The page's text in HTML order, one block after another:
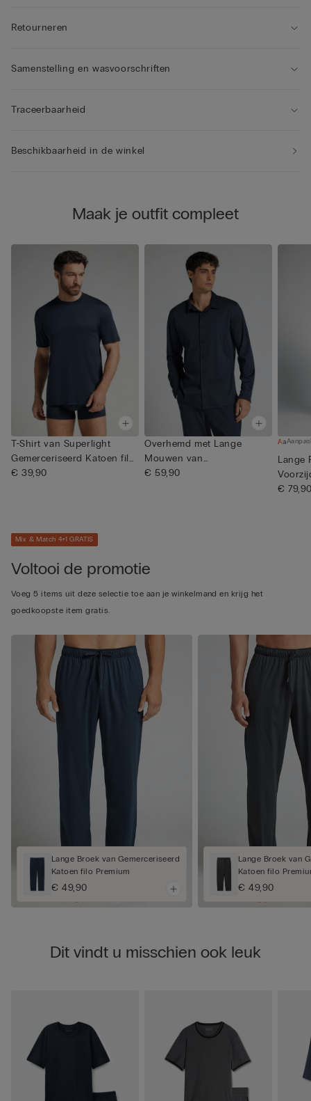
Retourneren
Samenstelling en wasvoorschriften
Traceerbaarheid
Beschikbaarheid in de winkel
Maak je outfit compleet
T-Shirt van Superlight
Gemerceriseerd Katoen filo
...
€ 39,90
Overhemd met Lange
Mouwen van
Gemerceriseerd Katoe...
€ 59,90
Lange
€
Mix & Match 4+1 GRATIS
Voltooi de promotie
Voeg 5 items uit deze selectie toe aan je winkelmand en krijg het
goedkoopste item gratis.
Lange Broek van Gemerceriseerd
Katoen filo Premium
€ 49,90
Lange Broek van
Katoen filo
€ 49,90
Dit vindt u misschien ook leuk